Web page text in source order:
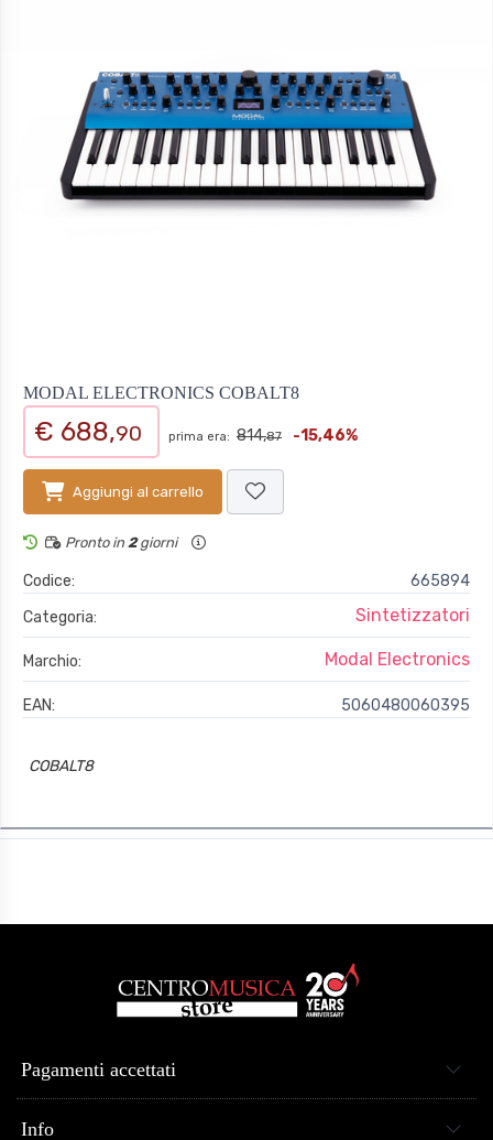
MODAL ELECTRONICS COBALT8
€ 688,90 prima era: 814,87 -15,46%
Aggiungi al carrello
Pronto in 2giorni
Codice:
665894
Categoria:
Sintetizzatori
Marchio: Modal Electronics
EAN: 5060480060395
COBALT8
Pagamenti accettati
Info